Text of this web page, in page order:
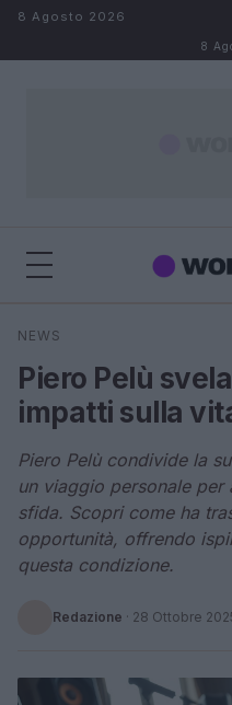
Salta al contenuto
8 Agosto 2026
8
Cerca
NEWS
Piero Pelù
impatti sulla
Piero Pelù condivide la
un viaggio personale per
sfida. Scopri come ha
opportunità, offrendo
questa condizione.
Redazione · 28 Ottobre